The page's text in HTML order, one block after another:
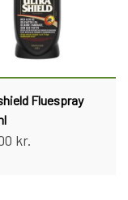
Fluespray
kr.